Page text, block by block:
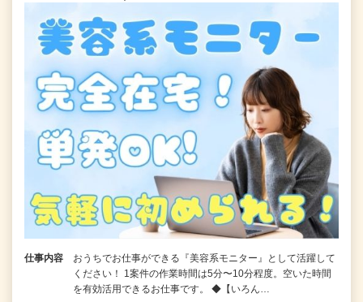
仕事内容
おうちでお仕事ができる『美容系モニター』として活躍して
ください！ 1案件の作業時間は5分〜10分程度。空いた時間
を有効活用できるお仕事です。 ◆【いろん…